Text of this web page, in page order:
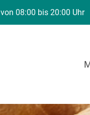
08:00 bis 20:00 Uhr